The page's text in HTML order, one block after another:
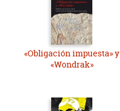
«Obligación impuesta» y
«Wondrak»